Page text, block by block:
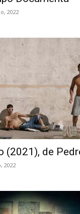
2022
(2021), de
2022